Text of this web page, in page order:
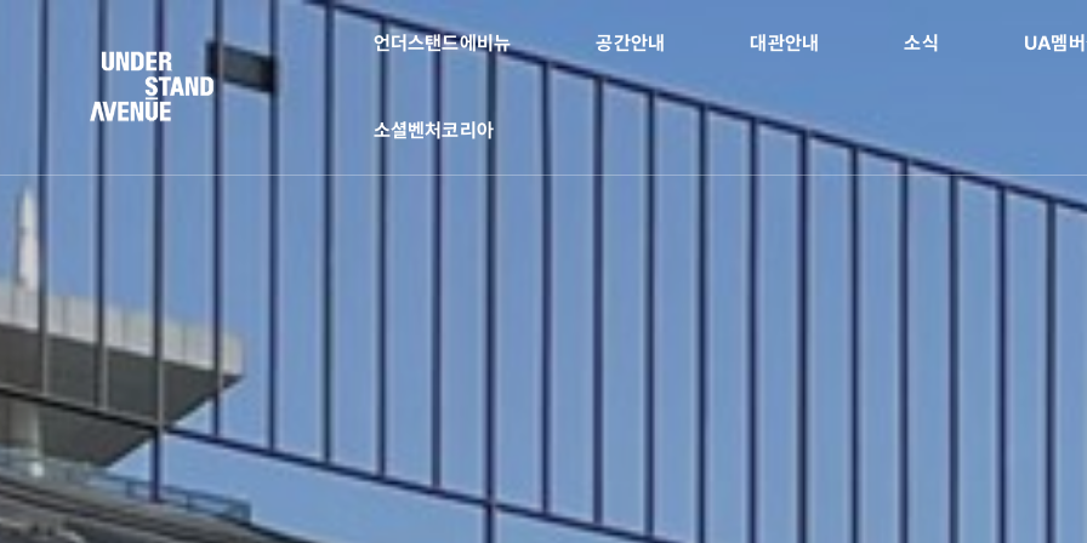
언더스탠드에비뉴 공간안내 대관안내 소식 UA멤
소셜벤처코리아